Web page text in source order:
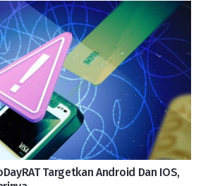
Targetkan Android Dan IOS,